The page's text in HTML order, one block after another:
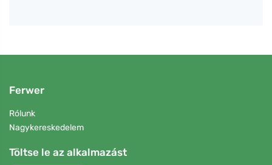
Ferwer
Rólunk
Nagykereskedelem
Töltse le az alkalmazást